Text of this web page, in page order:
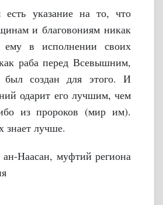
указание на то, что
и благовониям никак
в исполнении своих
раба перед Всевышним,
был создан для этого. И
одарит его лучшим, чем
из пророков (мир им).
лучше.
Наасан, муфтий региона